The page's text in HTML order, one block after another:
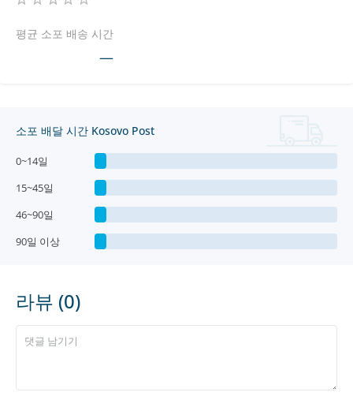
평균 소포 배송 시간
—
소포 배달 시간 Kosovo Post
0~14일
15~45일
46~90일
90일 이상
라뷰 (0)